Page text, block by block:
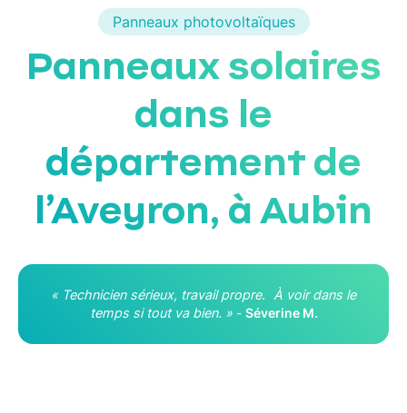
Panneaux photovoltaïques
Panneaux solaires
dans le
département de
l’Aveyron, à Aubin
« Technicien sérieux, travail propre. À voir dans le
temps si tout va bien. »- Séverine M.